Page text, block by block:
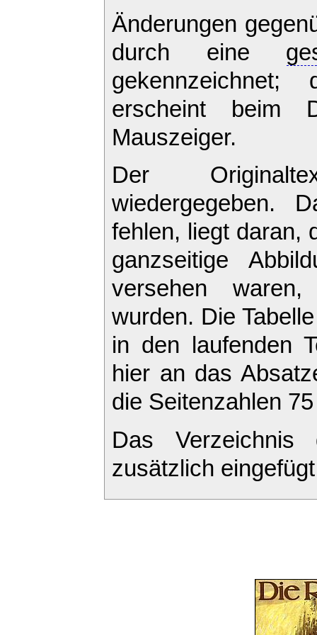
Änderungen
durch eine
gekennzeichnet;
erscheint beim
Mauszeiger.
Der
wiedergegeben.
fehlen, liegt daran,
ganzseitige
versehen
wurden. Die
in den laufenden
hier an das
die Seitenzahlen
Das Verzeichnis
zusätzlich